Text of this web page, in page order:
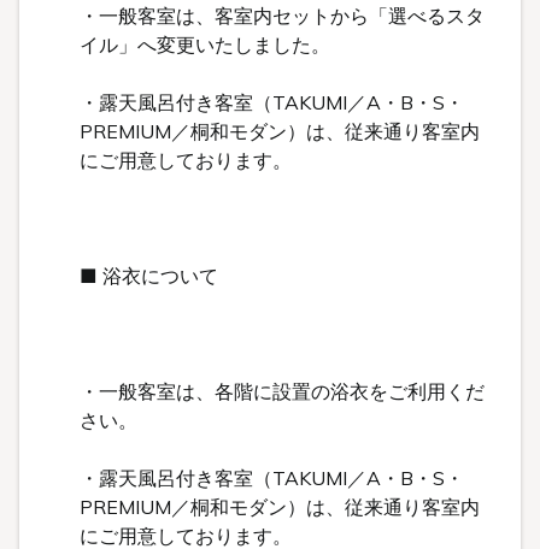
・一般客室は、客室内セットから「選べるスタ
イル」へ変更いたしました。
・露天風呂付き客室（TAKUMI／A・B・S・
PREMIUM／桐和モダン）は、従来通り客室内
にご用意しております。
■ 浴衣について
・一般客室は、各階に設置の浴衣をご利用くだ
さい。
・露天風呂付き客室（TAKUMI／A・B・S・
PREMIUM／桐和モダン）は、従来通り客室内
にご用意しております。